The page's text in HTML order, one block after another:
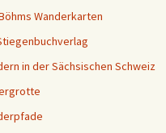
Wanderkarten
in der Sächsischen Schweiz